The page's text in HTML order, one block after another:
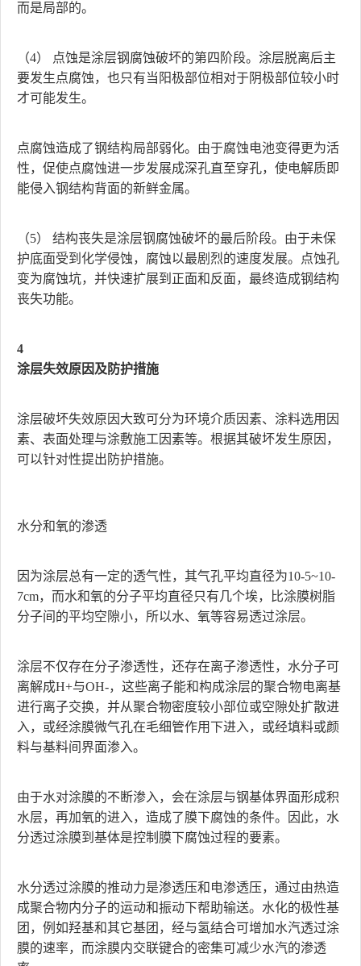
而是局部的。
（4） 点蚀是涂层钢腐蚀破坏的第四阶段。涂层脱离后主
要发生点腐蚀，也只有当阳极部位相对于阴极部位较小时
才可能发生。
点腐蚀造成了钢结构局部弱化。由于腐蚀电池变得更为活
性，促使点腐蚀进一步发展成深孔直至穿孔，使电解质即
能侵入钢结构背面的新鲜金属。
（5） 结构丧失是涂层钢腐蚀破坏的最后阶段。由于未保
护底面受到化学侵蚀，腐蚀以最剧烈的速度发展。点蚀孔
变为腐蚀坑，并快速扩展到正面和反面，最终造成钢结构
丧失功能。
4
涂层失效原因及防护措施
涂层破坏失效原因大致可分为环境介质因素、涂料选用因
素、表面处理与涂敷施工因素等。根据其破坏发生原因，
可以针对性提出防护措施。
水分和氧的渗透
因为涂层总有一定的透气性，其气孔平均直径为10-5~10-
7cm，而水和氧的分子平均直径只有几个埃，比涂膜树脂
分子间的平均空隙小，所以水、氧等容易透过涂层。
涂层不仅存在分子渗透性，还存在离子渗透性，水分子可
离解成H+与OH-，这些离子能和构成涂层的聚合物电离基
进行离子交换，并从聚合物密度较小部位或空隙处扩散进
入，或经涂膜微气孔在毛细管作用下进入，或经填料或颜
料与基料间界面渗入。
由于水对涂膜的不断渗入，会在涂层与钢基体界面形成积
水层，再加氧的进入，造成了膜下腐蚀的条件。因此，水
分透过涂膜到基体是控制膜下腐蚀过程的要素。
水分透过涂膜的推动力是渗透压和电渗透压，通过由热造
成聚合物内分子的运动和振动下帮助输送。水化的极性基
团，例如羟基和其它基团，经与氢结合可增加水汽透过涂
膜的速率，而涂膜内交联键合的密集可减少水汽的渗透